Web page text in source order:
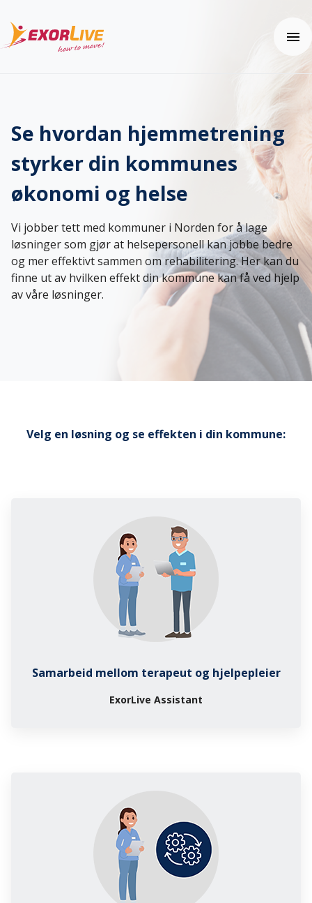
Klinikk
Fitness og idrett
Utdanning
Tilleggsfunksjoner og sikkerhet
Ressurser
Webinar
Nyheter
Kundehistorier
Tema: Effektiv klinikkhverdag
Tema: Digital hjemmeoppfølging
Tema: Helhetlig helseopplevelse
Tema: Velferdsteknologi
Fagartikler og øvelser
Integrasjoner
Brukerhjelp
Kom i gang
Hjelpesenter
Kontakt oss
Pris
Prøv gratis
Norsk
Dansk
Se hvordan hjemmetrening
styrker din kommunes
økonomi og helse
Vi jobber tett med kommuner i Norden for å lage
løsninger som gjør at helsepersonell kan jobbe bedre
og mer effektivt sammen om rehabilitering. Her kan du
finne ut av hvilken effekt din kommune kan få ved hjelp
av våre løsninger.
Velg en løsning og se effekten i din kommune:
Samarbeid mellom terapeut og hjelpepleier
ExorLive Assistant